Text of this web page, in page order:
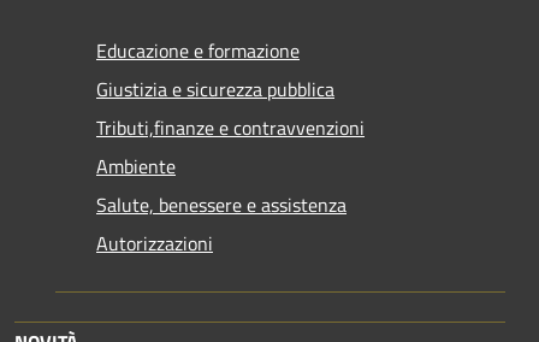
Educazione e formazione
Giustizia e sicurezza pubblica
Tributi,finanze e contravvenzioni
Ambiente
Salute, benessere e assistenza
Autorizzazioni